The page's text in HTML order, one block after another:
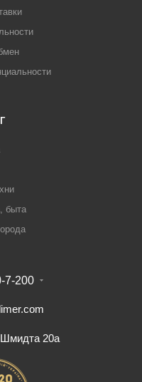
быта
7-200
Шмидта 20а